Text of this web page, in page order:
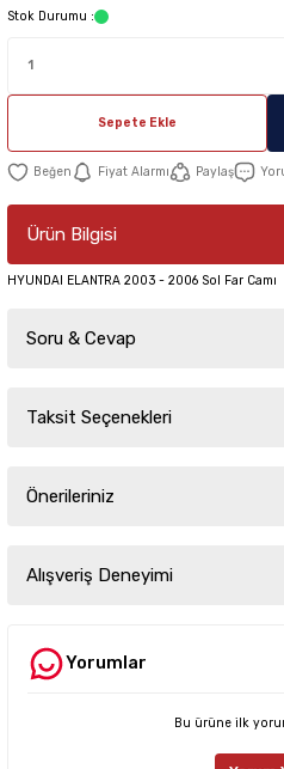
Stok Durumu :
Sepete Ekle
Fiyat Alarmı Paylaş
Ürün Bilgisi
HYUNDAI ELANTRA 2003 - 2006 Sol Far Camı
Soru & Cevap
Ürün hakkında henüz
Taksit Seçenekleri
Önerileriniz
yetersiz gördüğünüz noktaları öneri
iletebilirsiniz.
Ürün resmi kalitesiz, bozuk veya
Alışveriş Deneyimi
Deneyimini
Yorumlar
Bu ürüne ilk